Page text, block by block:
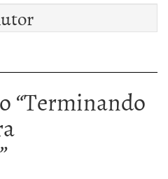
“Terminando
”